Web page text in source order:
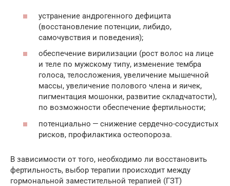
устранение андрогенного дефицита
(восстановление потенции, либидо,
самочувствия и ­поведения);
обеспечение вирилизации (рост волос на лице
и теле по мужскому типу, изменение тембра
голоса, телосложения, увеличение мышечной
массы, увеличение полового члена и яичек,
пигментация мошонки, развитие складчатости),
по возможности обеспечение ­фертильности;
потенциально — снижение сердечно-сосудистых
рисков, профилактика ­остеопороза.
В зависимости от того, необходимо ли восстановить
фертильность, выбор терапии происходит между
гормональной заместительной терапией (ГЗТ)